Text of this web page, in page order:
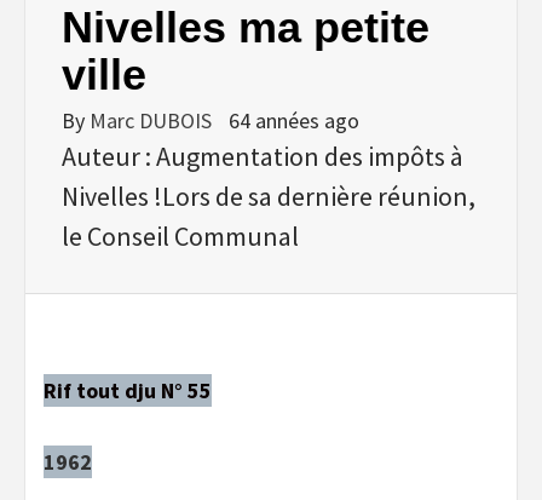
Nivelles ma petite
ville
By Marc DUBOIS 64 années ago
Auteur : Augmentation des impôts à
Nivelles !Lors de sa dernière réunion,
le Conseil Communal
Rif tout dju N° 55
1962